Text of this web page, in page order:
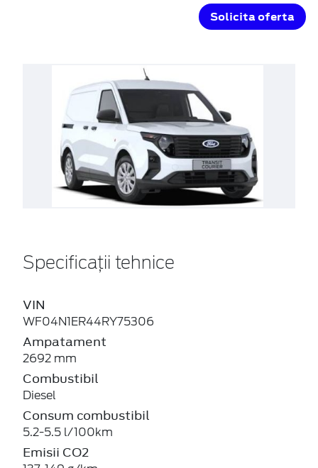
Solicita oferta
Specificații tehnice
VIN
WF04N1ER44RY75306
Ampatament
2692 mm
Combustibil
Diesel
Consum combustibil
5.2-5.5 l/100km
Emisii CO2